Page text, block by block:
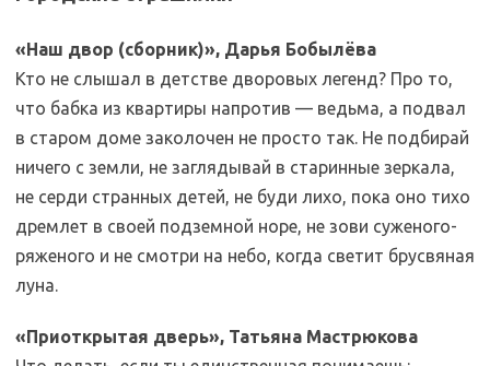
«Наш двор (сборник)», Дарья Бобылёва
Кто не слышал в детстве дворовых легенд? Про то,
что бабка из квартиры напротив — ведьма, а подвал
в старом доме заколочен не просто так. Не подбирай
ничего с земли, не заглядывай в старинные зеркала,
не серди странных детей, не буди лихо, пока оно тихо
дремлет в своей подземной норе, не зови суженого-
ряженого и не смотри на небо, когда светит брусвяная
луна.
«Приоткрытая дверь», Татьяна Мастрюкова